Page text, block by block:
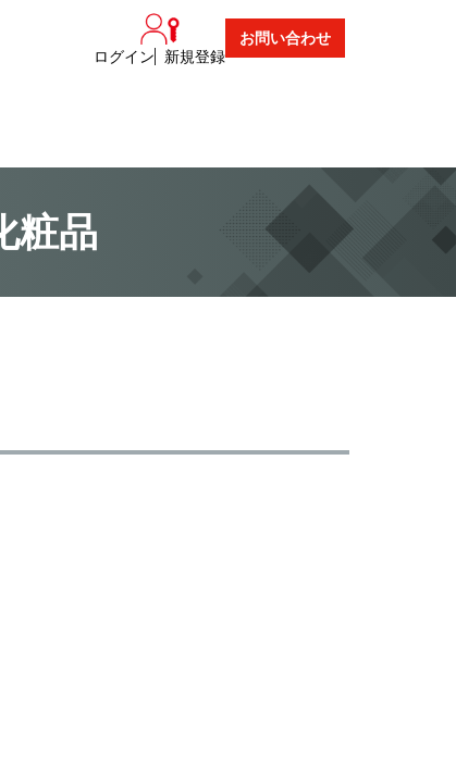
ログイン 新規登録
お問い合わせ
粧品